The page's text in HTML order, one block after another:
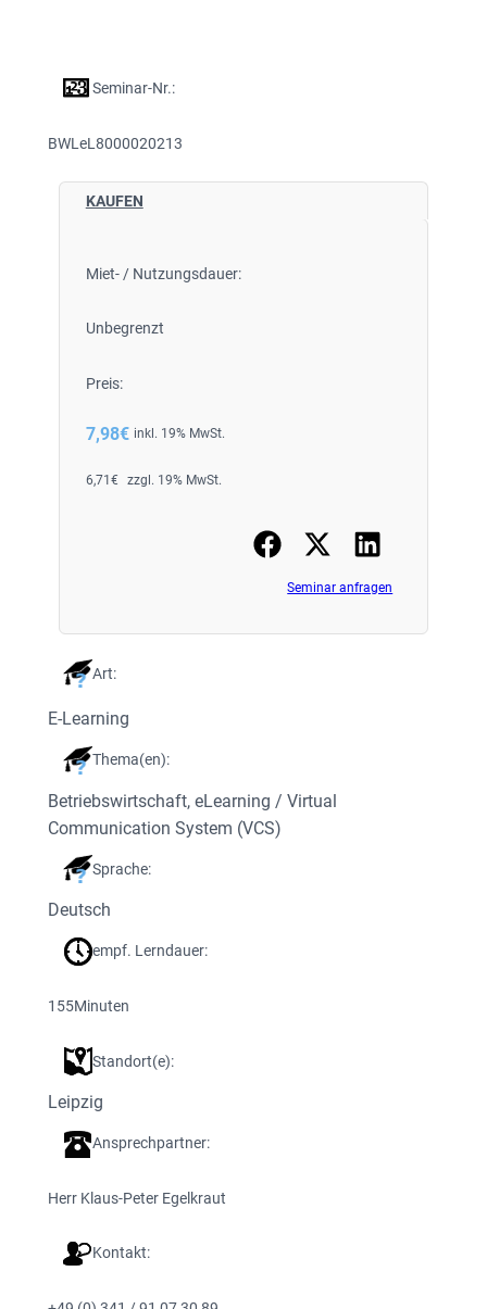
Seminar-Nr.:
BWLeL8000020213
KAUFEN
Miet- / Nutzungsdauer:
Unbegrenzt
Preis:
7,98€ inkl. 19% MwSt.
6,71 € zzgl. 19% MwSt.
Seminar anfragen
Art:
E-Learning
Thema(en):
Betriebswirtschaft, eLearning / Virtual
Communication System (VCS)
Sprache:
Deutsch
empf. Lerndauer:
155Minuten
Standort(e):
Leipzig
Ansprechpartner:
Herr Klaus-Peter Egelkraut
Kontakt: